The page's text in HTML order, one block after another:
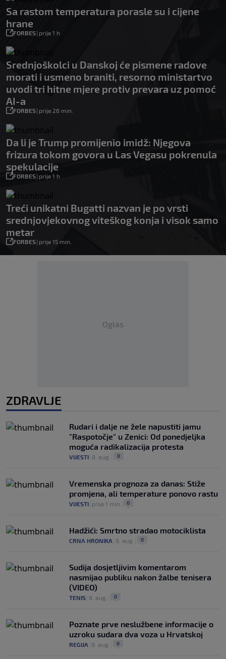
Sa rastom temperatura porasle su i cijene
hrane
FORBES| prije 1 h
Srednjoškolci u Danskoj će pismene radove
morati i usmeno braniti, resorno ministartvo
uvodi tri hitne mjere protiv prevara uz pomoć
AI-a
FORBES| prije 26 min.
Da li je Trump promijenio imidž: Njegova
frizura tokom govora u Las Vegasu pokrenula
spekulacije
FORBES| prije 1 h
Treći unikatni Bugatti nazvan je po vrsti
srednjovjekovnog viteškog konja i visok samo
metar
FORBES| prije 15 min.
Oglas
ZDRAVLJE
Rudari i dalje ne žele napustiti jamu
"Raspotočje" u Zenici: Od ponedjeljka
moguća radikalizacija protesta
VIJESTI 8. aug. 0
Vremenska prognoza za danas: Stiže
promjena, ali temperature ponovo rastu
VIJESTI prije 1 min 0
Hadžići: Smrtno stradao motociklista
CRNA HRONIKA 8. aug. 0
Sudija dosjetljivim komentarom
nasmijao publiku nakon žalbe tenisera
(VIDEO)
TENIS 8. aug. 0
Poznate prve neslužbene informacije o
uzroku sudara dva voza u Hrvatskoj
REGIJA 8. aug. 0